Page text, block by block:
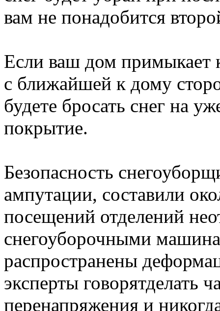
вам не понадобится
Если ваш дом примыкает
с ближайшей к дому
будете бросать снег на
покрытие.
Безопасность
ампутации, составили
посещений отделений
снегоуборочными
распространены
эксперты говорятделать
перенапряжения и